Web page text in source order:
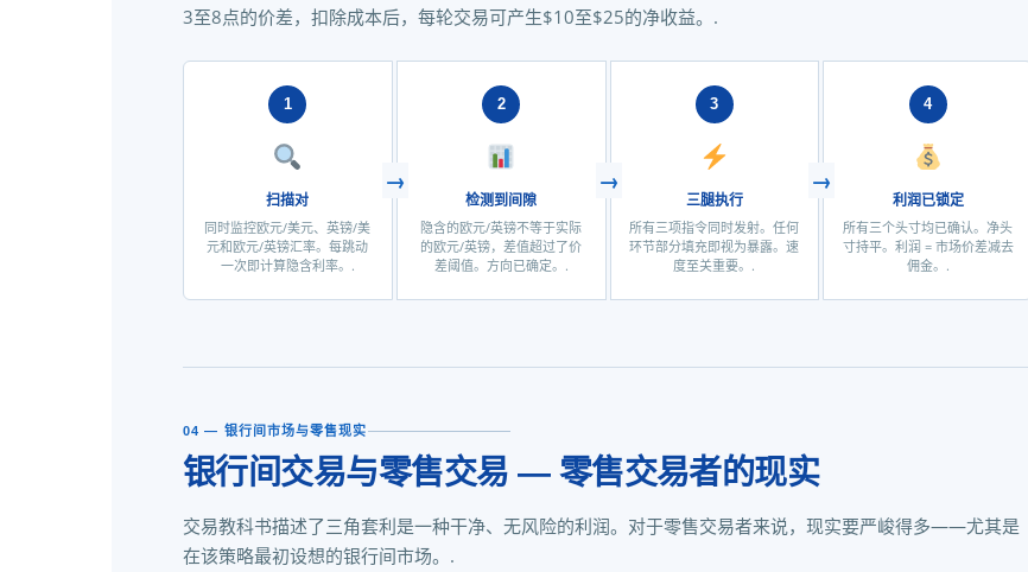
3至8点的价差，扣除成本后，每轮交易可产生$10至$25的净收益。.
1
扫描对
同时监控欧元/美元、英镑/美
元和欧元/英镑汇率。每跳动
一次即计算隐含利率。.
2
检测到间隙
隐含的欧元/英镑不等于实际
的欧元/英镑，差值超过了价
差阈值。方向已确定。.
3
三腿执行
所有三项指令同时发射。任何
环节部分填充即视为暴露。速
度至关重要。.
4
利润已锁定
所有三个头寸均已确认。净头
寸持平。利润 = 市场价差减去
佣金。.
04 — 银行间市场与零售现实
银行间交易与零售交易 — 零售交易者的现实
交易教科书描述了三角套利是一种干净、无风险的利润。对于零售交易者来说，现实要严峻得多——尤其是
在该策略最初设想的银行间市场。.